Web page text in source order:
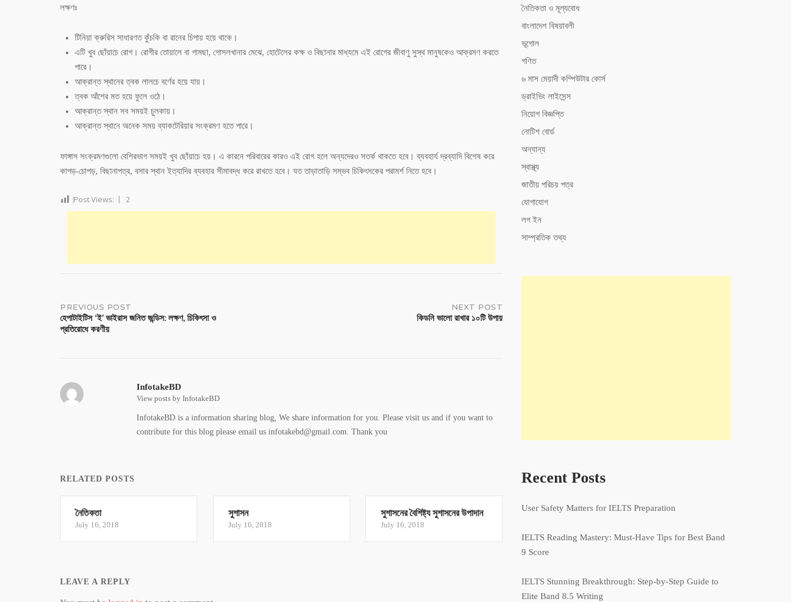
লক্ষণঃ
টিনিয়া ক্রুরিস সাধারণত কুঁচকি বা রানের চিপায় হয়ে থাকে।
এটি খুব ছোঁয়াচে রোগ। রোগীর তোয়ালে বা গামছা, গোসলখানার মেঝে, হোটেলের কক্ষ ও বিছানার মাধ্যমে এই রোগের জীবাণু সুস্থ মানুষকেও আক্রমণ করতে
পারে।
আক্রান্ত স্থানের ত্বক লালচে বর্ণের হয়ে যায়।
ত্বক আঁশের মত হয়ে ফুলে ওঠে।
আক্রান্ত স্থান সব সময়ই চুলকায়।
আক্রান্ত স্থানে অনেক সময় ব্যাকটেরিয়ার সংক্রমণ হতে পারে।
ফাঙ্গাস সংক্রমণগুলো বেশিরভাগ সময়ই খুব ছোঁয়াচে হয়। এ কারনে পরিবারের কারও এই রোগ হলে অন্যদেরও সতর্ক থাকতে হবে। ব্যবহার্য দ্রব্যাদি বিশেষ করে
কাপড়-চোপড়, বিছানাপত্র, বসার স্থান ইত্যাদির ব্যবহার সীমাবদ্ধ করে রাখতে হবে। যত তাড়াতাড়ি সম্ভব চিকিৎসকের পরামর্শ নিতে হবে।
Post Views: 2
PREVIOUS POST
হেপাটাইটিস ‘ই’ ভাইরাস জনিত জন্ডিস: লক্ষণ, চিকিৎসা ও
প্রতিরোধে করণীয়
NEXT POST
কিডনি ভালো রাখার ১০টি উপায়
InfotakeBD
View posts by InfotakeBD
InfotakeBD is a information sharing blog, We share information for you. Please visit us and if you want to
contribute for this blog please email us infotakebd@gmail.com. Thank you
RELATED POSTS
নৈতিকতা
July 16, 2018
সুশাসন
July 16, 2018
সুশাসনের বৈশিষ্ট্য সুশাসনের উপাদান
July 16, 2018
LEAVE A REPLY
নৈতিকতা ও মূল্যবোধ
বাংলাদেশ বিষয়াবলী
ভূগোল
গণিত
৬ মাস মেয়াদী কম্পিউটার কোর্স
ড্রাইভিং লাইসেন্স
নিয়োগ বিজ্ঞপ্তি
নোটিশ বোর্ড
অন্যান্য
স্বাস্থ্য
জাতীয় পরিচয় পত্র
যোগাযোগ
লগ ইন
সাম্প্রতিক তথ্য
Recent Posts
User Safety Matters for IELTS Preparation
IELTS Reading Mastery: Must-Have Tips for Best Band
9 Score
IELTS Stunning Breakthrough: Step-by-Step Guide to
Elite Band 8.5 Writing